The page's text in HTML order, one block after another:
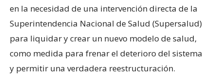
en la necesidad de una intervención directa de la
Superintendencia Nacional de Salud (Supersalud)
para liquidar y crear un nuevo modelo de salud,
como medida para frenar el deterioro del sistema
y permitir una verdadera reestructuración.